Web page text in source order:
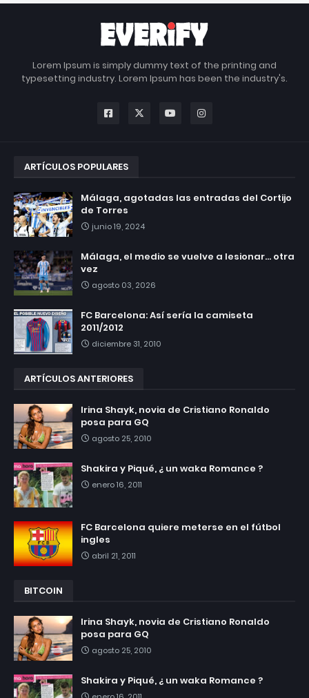
Lorem Ipsum is simply dummy text of the printing and
typesetting industry. Lorem Ipsum has been the industry's.
ARTÍCULOS POPULARES
Málaga, agotadas las entradas del Cortijo
de Torres
junio 19, 2024
Málaga, el medio se vuelve a lesionar... otra
vez
agosto 03, 2026
FC Barcelona: Así sería la camiseta
2011/2012
diciembre 31, 2010
ARTÍCULOS ANTERIORES
Irina Shayk, novia de Cristiano Ronaldo
posa para GQ
agosto 25, 2010
Shakira y Piqué, ¿ un waka Romance ?
enero 16, 2011
FC Barcelona quiere meterse en el fútbol
ingles
abril 21, 2011
BITCOIN
Irina Shayk, novia de Cristiano Ronaldo
posa para GQ
agosto 25, 2010
Shakira y Piqué, ¿ un waka Romance ?